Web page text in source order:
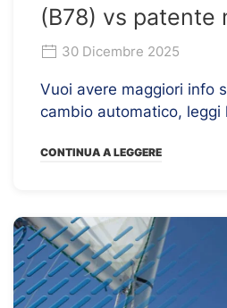
(B78) vs patente
30 Dicembre 2025
Vuoi avere maggiori info
cambio automatico, leggi
CONTINUA A LEGGERE